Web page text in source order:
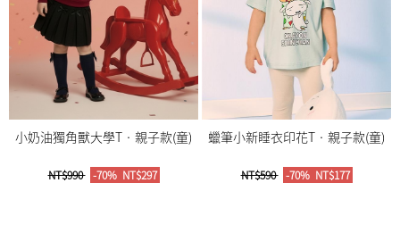
小奶油獨角獸大學T‧親子款(童)
NT$990 -70% NT$297
蠟筆小新睡衣印花T‧親子款(童)
NT$590 -70% NT$177